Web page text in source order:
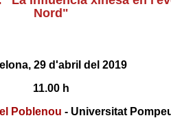
Nord"
29 d'abril del 2019
11.00 h
Poblenou - Universitat